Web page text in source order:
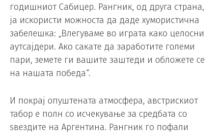
годишниот Сабицер. Рангник, од друга страна,
ја искористи можноста да даде хумористична
забелешка: „Влегуваме во играта како целосни
аутсајдери. Ако сакате да заработите големи
пари, земете ги вашите заштеди и обложете се
на нашата победа“.
И покрај опуштената атмосфера, австрискиот
табор е полн со исчекување за средбата со
ѕвездите на Аргентина. Рангник го пофали